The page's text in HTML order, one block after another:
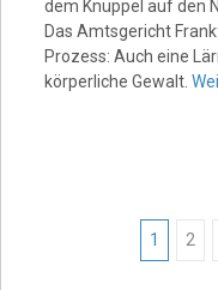
dem Knüppel auf den
Das Amtsgericht
Prozess: Auch eine
körperliche Gewalt.
Posts1 2